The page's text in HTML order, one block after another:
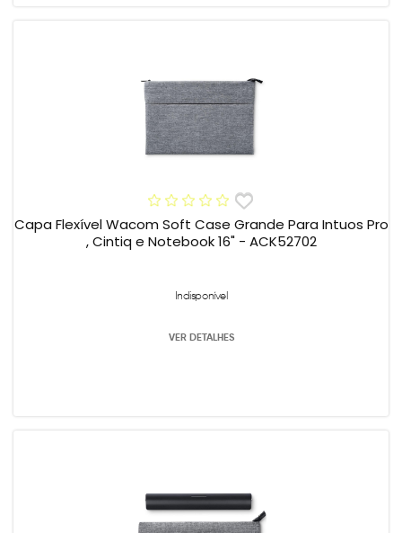
Capa Flexível Wacom Soft Case Grande Para Intuos Pro
, Cintiq e Notebook 16" - ACK52702
Indisponível
VER DETALHES